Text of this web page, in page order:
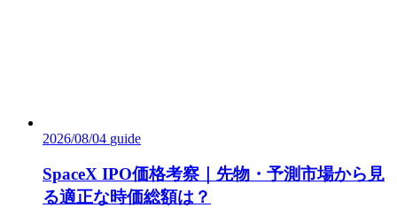
2026/08/04 guide
SpaceX IPO価格考察｜先物・予測市場から見
る適正な時価総額は？